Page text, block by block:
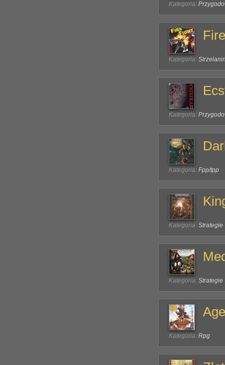
Kategoria:
Kategoria:
Kategoria:
Kategoria: Fpp/tpp
Kategoria: Strategie
Kategoria: Strategie
Kategoria: Rpg